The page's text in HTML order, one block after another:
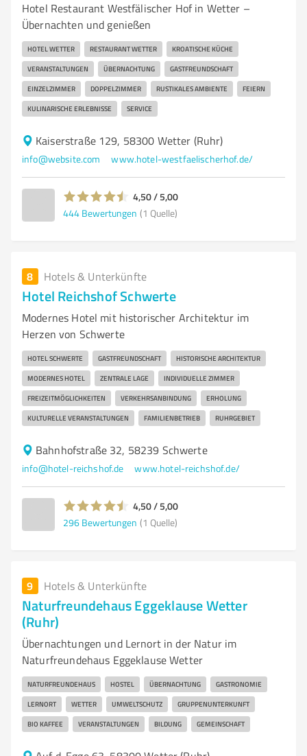
Hotel Restaurant Westfälischer Hof in Wetter –
Übernachten und genießen
HOTEL WETTER RESTAURANT WETTER KROATISCHE KÜCHE
VERANSTALTUNGEN ÜBERNACHTUNG GASTFREUNDSCHAFT
EINZELZIMMER DOPPELZIMMER RUSTIKALES AMBIENTE FEIERN
KULINARISCHE ERLEBNISSE SERVICE
Kaiserstraße 129, 58300 Wetter (Ruhr)
info@website.com www.hotel-westfaelischerhof.de/
4,50 / 5,00
444 Bewertungen (1 Quelle)
8 Hotels & Unterkünfte
Hotel Reichshof Schwerte
Modernes Hotel mit historischer Architektur im
Herzen von Schwerte
HOTEL SCHWERTE GASTFREUNDSCHAFT HISTORISCHE ARCHITEKTUR
MODERNES HOTEL ZENTRALE LAGE INDIVIDUELLE ZIMMER
FREIZEITMÖGLICHKEITEN VERKEHRSANBINDUNG ERHOLUNG
KULTURELLE VERANSTALTUNGEN FAMILIENBETRIEB RUHRGEBIET
Bahnhofstraße 32, 58239 Schwerte
info@hotel-reichshof.de www.hotel-reichshof.de/
4,50 / 5,00
296 Bewertungen (1 Quelle)
9 Hotels & Unterkünfte
Naturfreundehaus Eggeklause Wetter
(Ruhr)
Übernachtungen und Lernort in der Natur im
Naturfreundehaus Eggeklause Wetter
NATURFREUNDEHAUS HOSTEL ÜBERNACHTUNG GASTRONOMIE
LERNORT WETTER UMWELTSCHUTZ GRUPPENUNTERKUNFT
BIO KAFFEE VERANSTALTUNGEN BILDUNG GEMEINSCHAFT